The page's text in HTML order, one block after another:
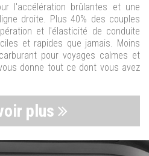
l'accélération brûlantes et une
droite. Plus 40% des couples
et l'élasticité de conduite
et rapides que jamais. Moins
pour voyages calmes et
donne tout ce dont vous avez
plus